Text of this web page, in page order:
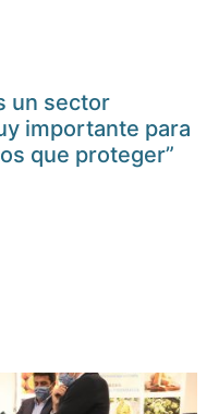
un sector
importante para
que proteger”